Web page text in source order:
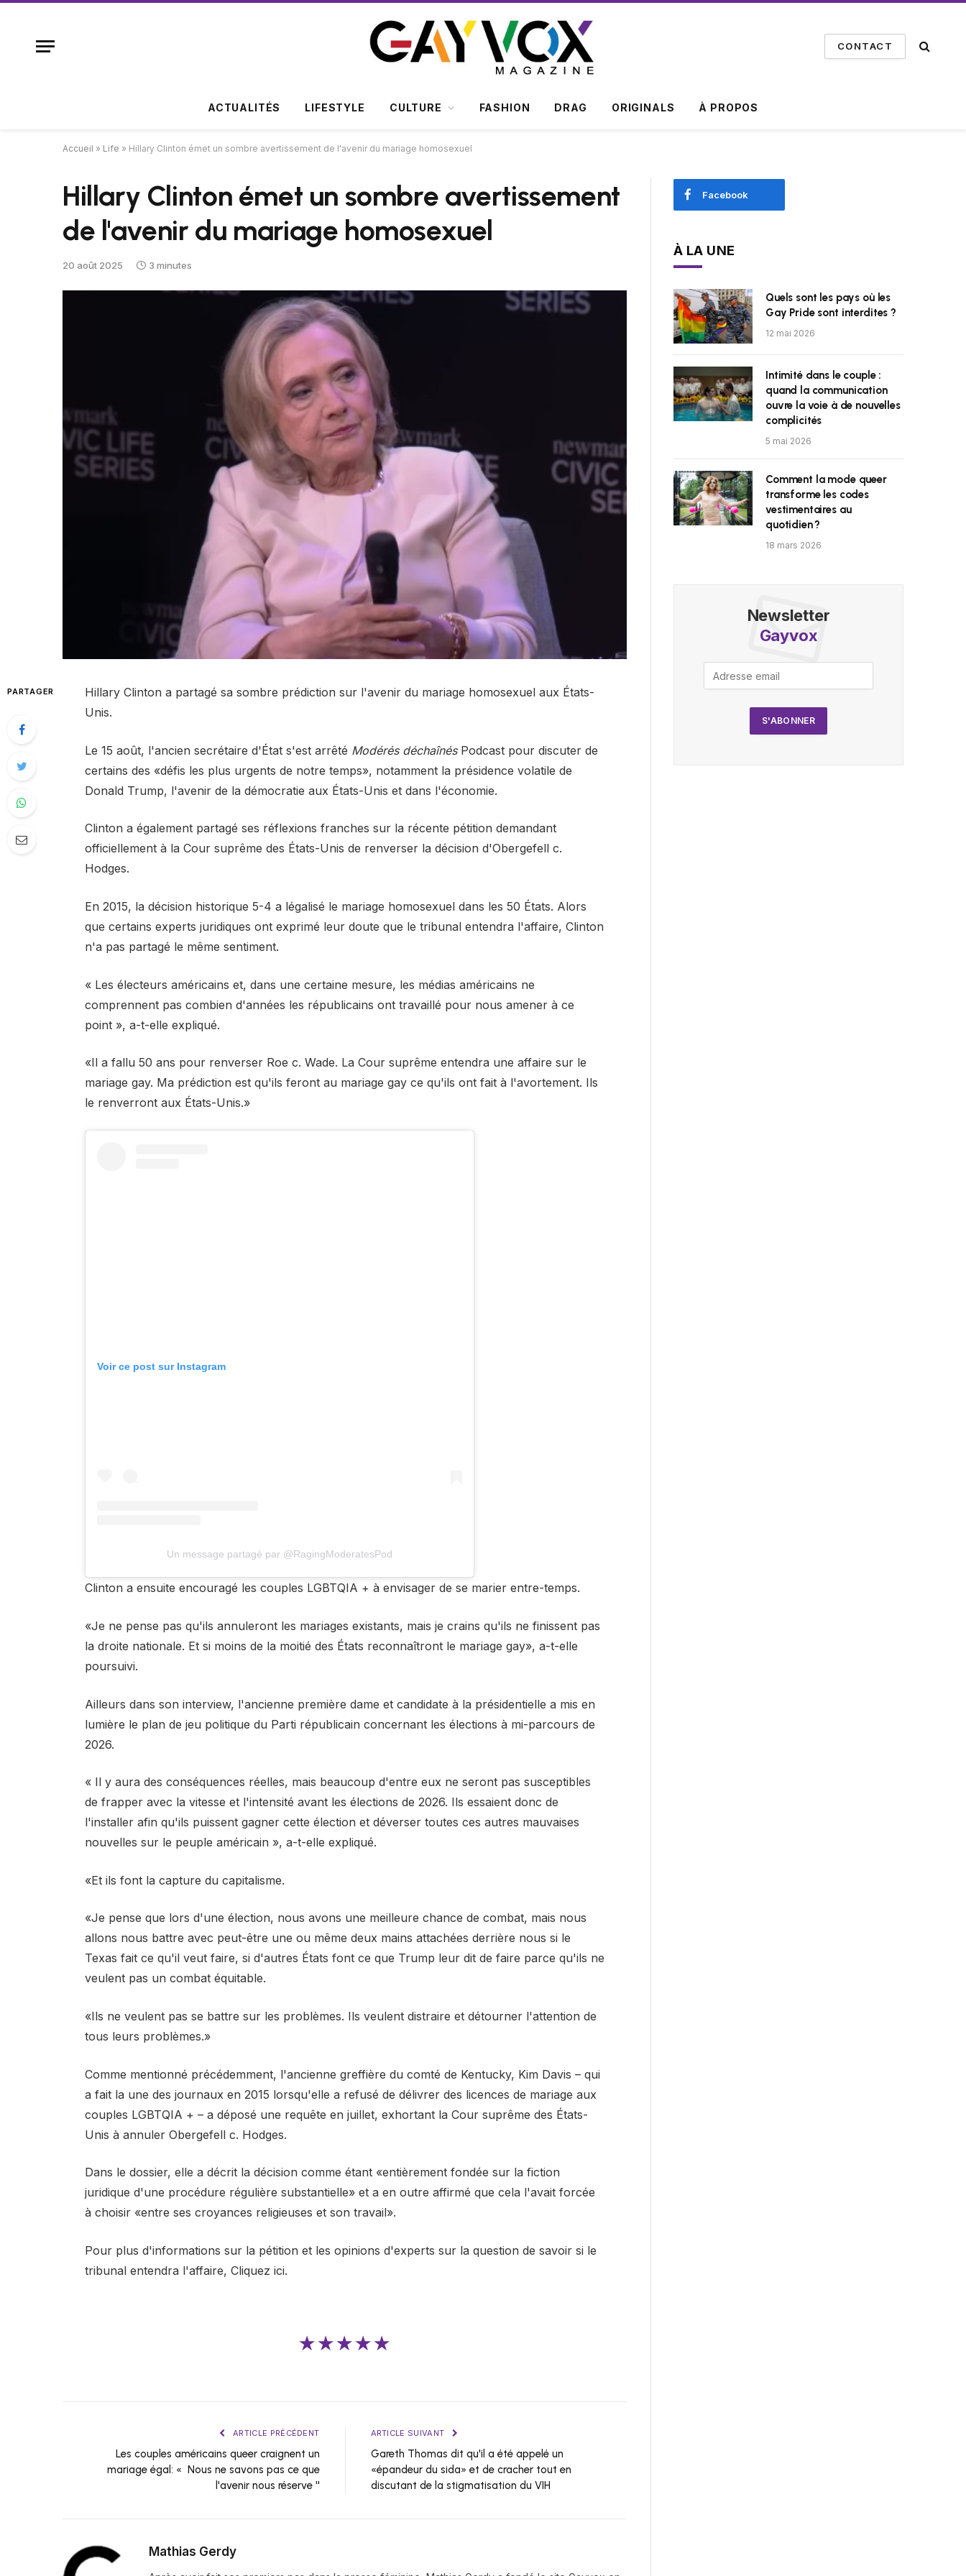
CONTACT
ACTUALITÉS LIFESTYLE CULTURE FASHION DRAG ORIGINALS À PROPOS
Accueil » Life » Hillary Clinton émet un sombre avertissement de l'avenir du mariage homosexuel
Hillary Clinton émet un sombre avertissement
de l'avenir du mariage homosexuel
20 août 2025 3 minutes
PARTAGER
Hillary Clinton a partagé sa sombre prédiction sur l'avenir du mariage homosexuel aux États-
Unis.
Le 15 août, l'ancien secrétaire d'État s'est arrêté Modérés déchaînésPodcast pour discuter de
certains des «défis les plus urgents de notre temps», notamment la présidence volatile de
Donald Trump, l'avenir de la démocratie aux États-Unis et dans l'économie.
Clinton a également partagé ses réflexions franches sur la récente pétition demandant
officiellement à la Cour suprême des États-Unis de renverser la décision d'Obergefell c.
Hodges.
En 2015, la décision historique 5-4 a légalisé le mariage homosexuel dans les 50 États. Alors
que certains experts juridiques ont exprimé leur doute que le tribunal entendra l'affaire, Clinton
n'a pas partagé le même sentiment.
« Les électeurs américains et, dans une certaine mesure, les médias américains ne
comprennent pas combien d'années les républicains ont travaillé pour nous amener à ce
point », a-t-elle expliqué.
«Il a fallu 50 ans pour renverser Roe c. Wade. La Cour suprême entendra une affaire sur le
mariage gay. Ma prédiction est qu'ils feront au mariage gay ce qu'ils ont fait à l'avortement. Ils
le renverront aux États-Unis.»
Voir ce post sur Instagram
Un message partagé par @RagingModeratesPod
Clinton a ensuite encouragé les couples LGBTQIA + à envisager de se marier entre-temps.
«Je ne pense pas qu'ils annuleront les mariages existants, mais je crains qu'ils ne finissent pas
la droite nationale. Et si moins de la moitié des États reconnaîtront le mariage gay», a-t-elle
poursuivi.
Ailleurs dans son interview, l'ancienne première dame et candidate à la présidentielle a mis en
lumière le plan de jeu politique du Parti républicain concernant les élections à mi-parcours de
2026.
« Il y aura des conséquences réelles, mais beaucoup d'entre eux ne seront pas susceptibles
de frapper avec la vitesse et l'intensité avant les élections de 2026. Ils essaient donc de
l'installer afin qu'ils puissent gagner cette élection et déverser toutes ces autres mauvaises
nouvelles sur le peuple américain », a-t-elle expliqué.
«Et ils font la capture du capitalisme.
«Je pense que lors d'une élection, nous avons une meilleure chance de combat, mais nous
allons nous battre avec peut-être une ou même deux mains attachées derrière nous si le
Texas fait ce qu'il veut faire, si d'autres États font ce que Trump leur dit de faire parce qu'ils ne
veulent pas un combat équitable.
«Ils ne veulent pas se battre sur les problèmes. Ils veulent distraire et détourner l'attention de
tous leurs problèmes.»
Comme mentionné précédemment, l'ancienne greffière du comté de Kentucky, Kim Davis – qui
a fait la une des journaux en 2015 lorsqu'elle a refusé de délivrer des licences de mariage aux
couples LGBTQIA + – a déposé une requête en juillet, exhortant la Cour suprême des États-
Unis à annuler Obergefell c. Hodges.
Dans le dossier, elle a décrit la décision comme étant «entièrement fondée sur la fiction
juridique d'une procédure régulière substantielle» et a en outre affirmé que cela l'avait forcée
à choisir «entre ses croyances religieuses et son travail».
Pour plus d'informations sur la pétition et les opinions d'experts sur la question de savoir si le
tribunal entendra l'affaire, Cliquez ici.
★★★★★
ARTICLE PRÉCÉDENT
Les couples américains queer craignent un
mariage égal: « Nous ne savons pas ce que
l'avenir nous réserve ''
ARTICLE SUIVANT
Gareth Thomas dit qu'il a été appelé un
«épandeur du sida» et de cracher tout en
discutant de la stigmatisation du VIH
Mathias Gerdy
Facebook
À LA UNE
Quels sont les pays où les
Gay Pride sont interdites ?
12 mai 2026
Intimité dans le couple :
quand la communication
ouvre la voie à de nouvelles
complicités
5 mai 2026
Comment la mode queer
transforme les codes
vestimentaires au
quotidien ?
18 mars 2026
Newsletter
Gayvox